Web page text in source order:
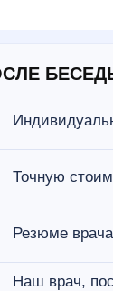
Точную
Резюме
Наш врач,